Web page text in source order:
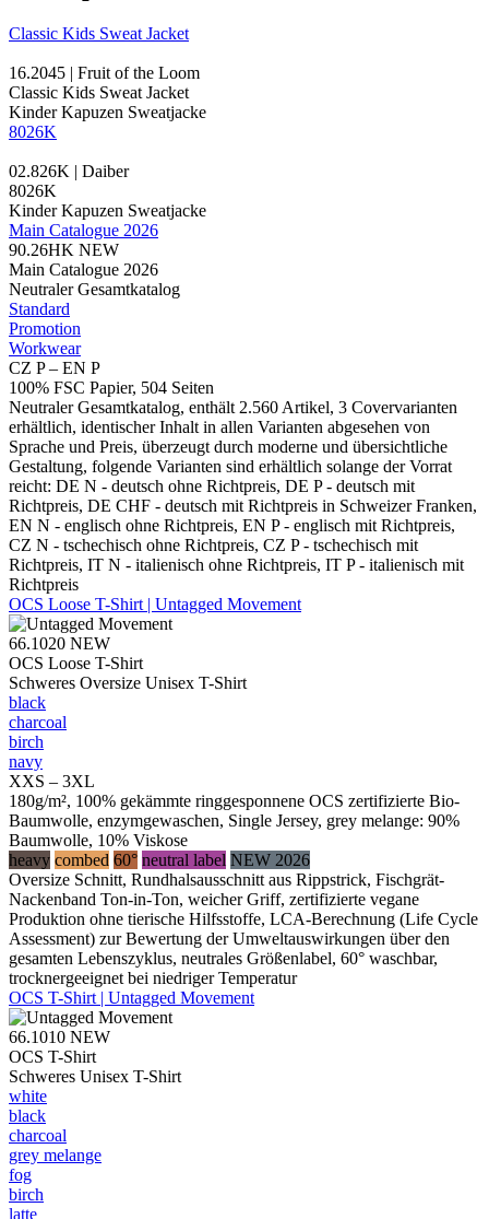
Classic Kids Sweat Jacket
16.2045 | Fruit of the Loom
Classic Kids Sweat Jacket
Kinder Kapuzen Sweatjacke
8026K
02.826K | Daiber
8026K
Kinder Kapuzen Sweatjacke
Main Catalogue 2026
90.26HK NEW
Main Catalogue 2026
Neutraler Gesamtkatalog
Standard
Promotion
Workwear
CZ P – EN P
100% FSC Papier, 504 Seiten
Neutraler Gesamtkatalog, enthält 2.560 Artikel, 3 Covervarianten
erhältlich, identischer Inhalt in allen Varianten abgesehen von
Sprache und Preis, überzeugt durch moderne und übersichtliche
Gestaltung, folgende Varianten sind erhältlich solange der Vorrat
reicht: DE N - deutsch ohne Richtpreis, DE P - deutsch mit
Richtpreis, DE CHF - deutsch mit Richtpreis in Schweizer Franken,
EN N - englisch ohne Richtpreis, EN P - englisch mit Richtpreis,
CZ N - tschechisch ohne Richtpreis, CZ P - tschechisch mit
Richtpreis, IT N - italienisch ohne Richtpreis, IT P - italienisch mit
Richtpreis
OCS Loose T-Shirt | Untagged Movement
66.1020 NEW
OCS Loose T-Shirt
Schweres Oversize Unisex T-Shirt
black
charcoal
birch
navy
XXS – 3XL
180g/m², 100% gekämmte ringgesponnene OCS zertifizierte Bio-
Baumwolle, enzymgewaschen, Single Jersey, grey melange: 90%
Baumwolle, 10% Viskose
heavy combed 60° neutral label NEW 2026
Oversize Schnitt, Rundhalsausschnitt aus Rippstrick, Fischgrät-
Nackenband Ton-in-Ton, weicher Griff, zertifizierte vegane
Produktion ohne tierische Hilfsstoffe, LCA-Berechnung (Life Cycle
Assessment) zur Bewertung der Umweltauswirkungen über den
gesamten Lebenszyklus, neutrales Größenlabel, 60° waschbar,
trocknergeeignet bei niedriger Temperatur
OCS T-Shirt | Untagged Movement
66.1010 NEW
OCS T-Shirt
Schweres Unisex T-Shirt
white
black
charcoal
grey melange
fog
birch
latte